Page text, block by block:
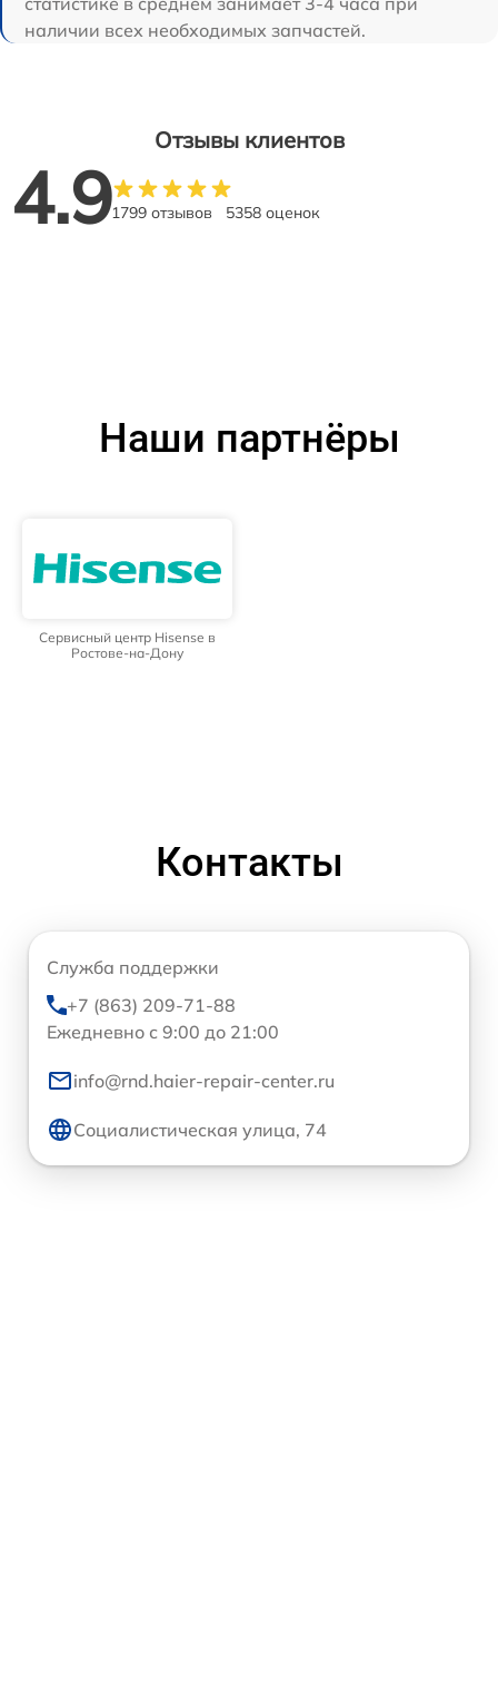
наличии всех необходимых запчастей.
Отзывы клиентов
4.91799 отзывов 5358 оценок
Наши партнёры
Сервисный центр Hisense в
Ростове-на-Дону
Контакты
Служба поддержки
+7 (863) 209-71-88
Ежедневно с 9:00 до 21:00
info@rnd.haier-repair-center.ru
Социалистическая улица, 74